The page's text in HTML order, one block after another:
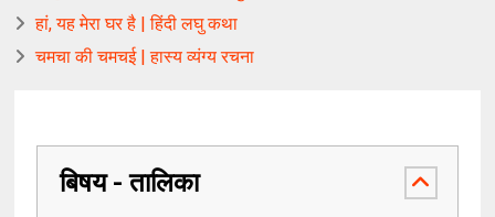
हां, यह मेरा घर है | हिंदी लघु कथा
चमचा की चमचई | हास्य व्यंग्य रचना
बिषय - तालिका